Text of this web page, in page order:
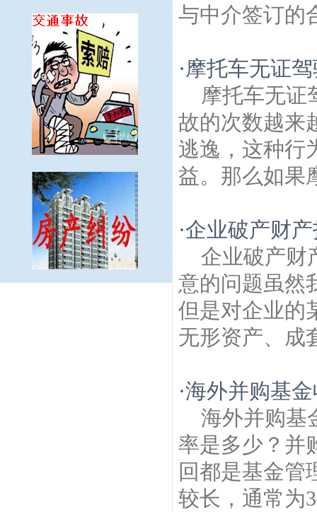
与中介签订的
·摩托车无证
摩托车无证
故的次数越来
逃逸，这种行
益。那么如果
·企业破产财
企业破产财
意的问题虽然
但是对企业的
无形资产、成
·海外并购基
海外并购基
率是多少？并
回都是基金管
较长，通常为